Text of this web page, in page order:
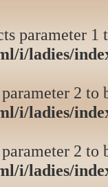
parameter
i/ladies/
2 to
i/ladies/
2 to
i/ladies/